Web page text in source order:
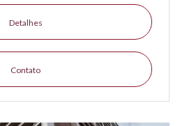
Detalhes
Contato